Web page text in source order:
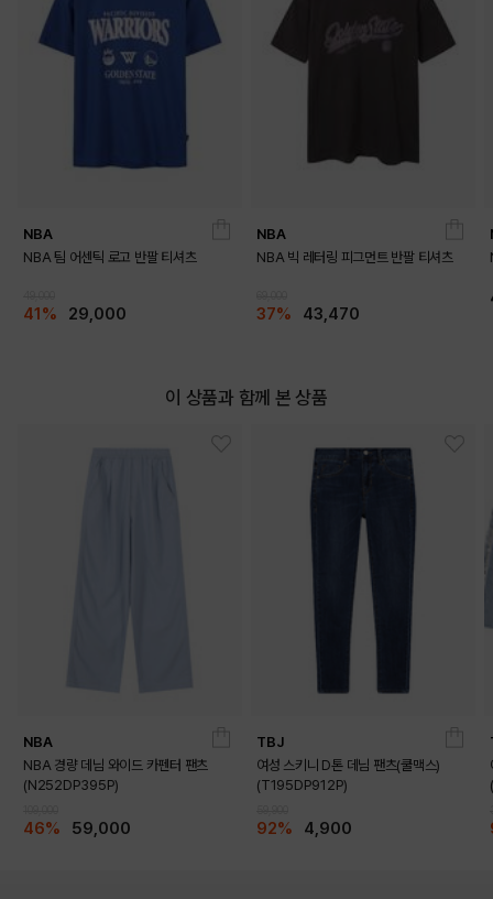
NBA
NBA 팀 어센틱 로고 반팔 티셔츠
41% 29,000
NBA
NBA 빅 레터링 피그먼트 반팔 티셔츠
37% 43,470
이 상품과 함께 본 상품
NBA
NBA 경량 데님 와이드 카펜터 팬츠
(N252DP395P)
46% 59,000
TBJ
여성 스키니 D톤 데님 팬츠(쿨맥스)
(T195DP912P)
92% 4,900